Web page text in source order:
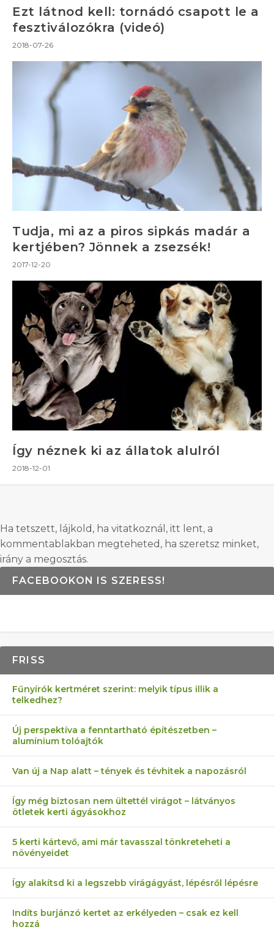
Ezt látnod kell: tornádó csapott le a
fesztiválozókra (videó)
2018-07-26
Tudja, mi az a piros sipkás madár a
kertjében? Jönnek a zsezsék!
2017-12-20
Így néznek ki az állatok alulról
2018-12-01
Ha tetszett, lájkold, ha vitatkoznál, itt lent, a
kommentablakban megteheted, ha szeretsz minket,
irány a megosztás.
FACEBOOKON IS SZERESS!
FRISS
Fűnyírók kertméret szerint: melyik típus illik a
telkedhez?
Új perspektíva a fenntartható építészetben –
alumínium tolóajtók
Van új a Nap alatt – tények és tévhitek a napozásról
Így még biztosan nem ültettél virágot – látványos
ötletek kerti ágyásokhoz
5 kerti kártevő, ami már tavasszal tönkreteheti a
növényeidet
Így alakítsd ki a legszebb virágágyást, lépésről lépésre
Indíts burjánzó kertet az erkélyeden – csak ez kell
hozzá